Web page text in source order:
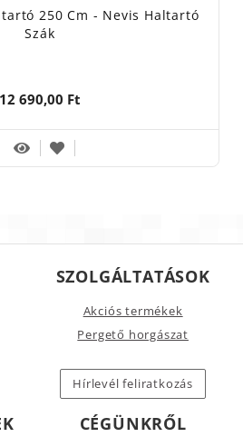
250 Cm - Nevis Haltartó
Szák
12 690,00 Ft
SZOLGÁLTATÁSOK
Akciós termékek
Pergető horgászat
Hírlevél feliratkozás
CÉGÜNKRŐL